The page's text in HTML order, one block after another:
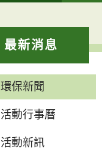
最新消息
環保新聞
活動行事曆
活動新訊